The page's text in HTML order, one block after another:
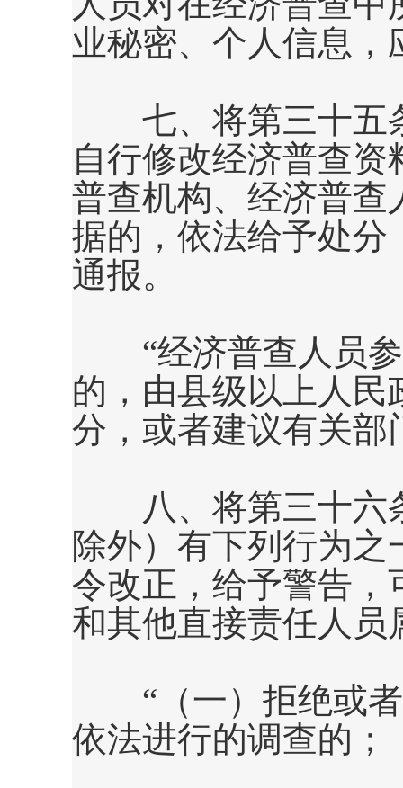
业秘密、个人信息，
七、将第三十五条
自行修改经济普查
普查机构、经济普查
据的，依法给予处分
通报。
“经济普查人员参
的，由县级以上人
分，或者建议有关部
八、将第三十六
除外）有下列行为
令改正，给予警告
和其他直接责任人员
“（一）拒绝或者
依法进行的调查的；